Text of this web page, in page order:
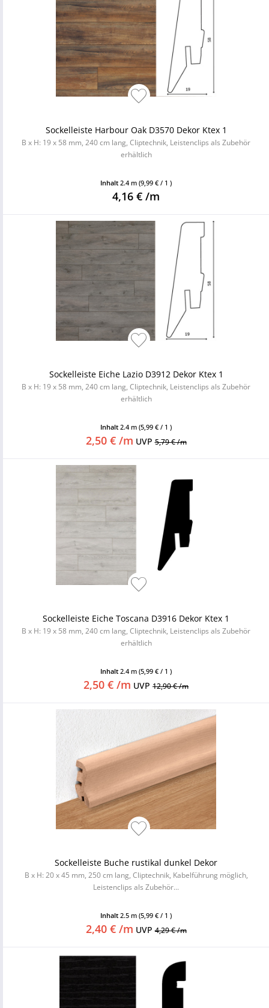
Sockelleiste Harbour Oak D3570 Dekor Ktex 1
B x H: 19 x 58 mm, 240 cm lang, Cliptechnik, Leistenclips als Zubehör
erhältlich
Inhalt 2.4 m (9,99 € / 1 )
4,16 € /m
Sockelleiste Eiche Lazio D3912 Dekor Ktex 1
B x H: 19 x 58 mm, 240 cm lang, Cliptechnik, Leistenclips als Zubehör
erhältlich
Inhalt 2.4 m (5,99 € / 1 )
2,50 € /m UVP5,79 € /m
Sockelleiste Eiche Toscana D3916 Dekor Ktex 1
B x H: 19 x 58 mm, 240 cm lang, Cliptechnik, Leistenclips als Zubehör
erhältlich
Inhalt 2.4 m (5,99 € / 1 )
2,50 € /m UVP 12,90 € /m
Sockelleiste Buche rustikal dunkel Dekor
B x H: 20 x 45 mm, 250 cm lang, Cliptechnik, Kabelführung möglich,
Leistenclips als Zubehör...
Inhalt 2.5 m (5,99 € / 1 )
2,40 € /m UVP4,29 € /m